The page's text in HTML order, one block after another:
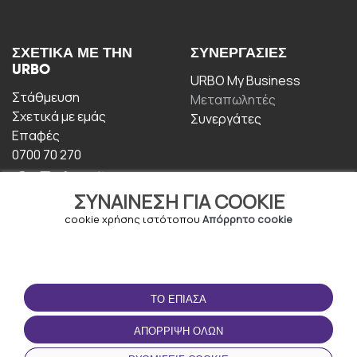
ΣΥΝΑΊΝΕΣΗ ΓΙΑ COOKIE
cookie χρήσης ιστότοπου Απόρρητο cookie
ΤΟ ΈΠΙΑΣΑ
ΑΠΌΡΡΙΨΗ ΌΛΩΝ
ΣΧΕΤΙΚΆ ΜΕ ΤΗΝ
URBO
Στάθμευση
Σχετικά με εμάς
Επαφές
0700 70 270
ΣΥΝΕΡΓΑΣΊΕΣ
URBO My Business
Μεταπωλητές
Συνεργάτες
ΟΡΟΙ ΧΡΉΣΗΣ
Οροι και Προϋποθέσεις
Πολιτική απορρήτου
ΚΑΤΕΒΆΣΤΕ ΤΗΝ
ΕΦΑΡΜΟΓΉ